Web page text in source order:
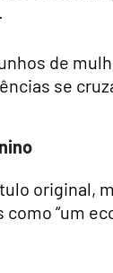
de
se
original,
como “um